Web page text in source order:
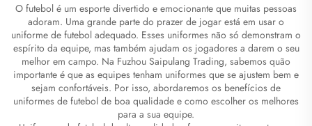
O futebol é um esporte divertido e emocionante que muitas pessoas
adoram. Uma grande parte do prazer de jogar está em usar o
uniforme de futebol adequado. Esses uniformes não só demonstram o
espírito da equipe, mas também ajudam os jogadores a darem o seu
melhor em campo. Na Fuzhou Saipulang Trading, sabemos quão
importante é que as equipes tenham uniformes que se ajustem bem e
sejam confortáveis. Por isso, abordaremos os benefícios de
uniformes de futebol de boa qualidade e como escolher os melhores
para a sua equipe.